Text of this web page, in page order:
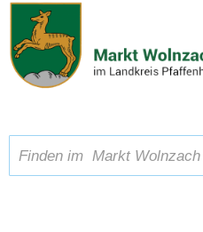
Zum Inhalt,zur Navigation
Schriftgröße A A A